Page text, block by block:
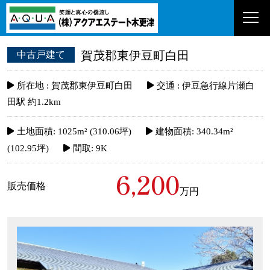
中古戸建て 賀茂郡東伊豆町白田
所在地 : 賀茂郡東伊豆町白田 交通 : 伊豆急行線片瀬白
田駅 約1.2km
土地面積: 1025m² (310.06坪) 建物面積: 340.34m²
(102.95坪)
間取: 9K
販売価格 6,200万円